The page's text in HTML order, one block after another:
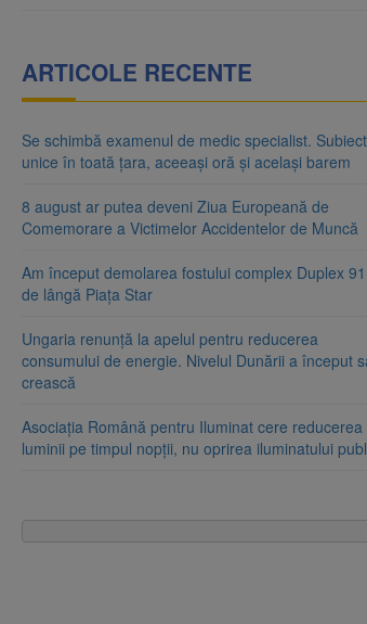
ARTICOLE RECENTE
Se schimbă examenul de medic specialist.
unice în toată țara, aceeași oră și același barem
8 august ar putea deveni Ziua Europeană de
Comemorare a Victimelor Accidentelor de Muncă
Am început demolarea fostului complex Duplex
de lângă Piața Star
Ungaria renunță la apelul pentru reducerea
consumului de energie. Nivelul Dunării a început
crească
Asociația Română pentru Iluminat cere reducerea
luminii pe timpul nopții, nu oprirea iluminatului